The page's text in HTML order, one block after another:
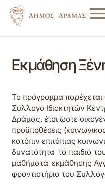
Εκμάθηση
Το πρόγραμμα παρέχεται
Σύλλογο Ιδιοκτητών
Δράμας, έτσι ώστε
προϋποθέσεις
κατόπιν επιτόπιας
δυνατότητα τα παιδιά
μαθήματα εκμάθησης
φροντιστήρια του